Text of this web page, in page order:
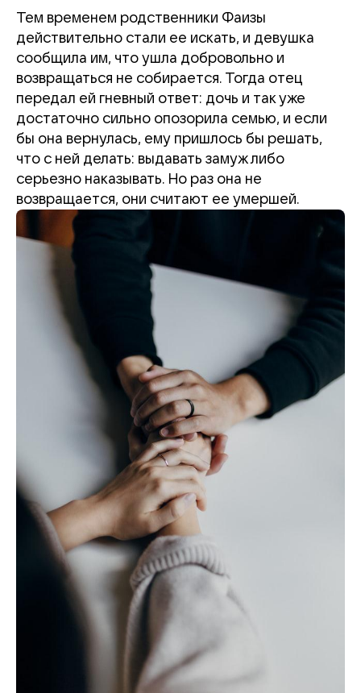
Тем временем родственники Фаизы
действительно стали ее искать, и девушка
сообщила им, что ушла добровольно и
возвращаться не собирается. Тогда отец
передал ей гневный ответ: дочь и так уже
достаточно сильно опозорила семью, и если
бы она вернулась, ему пришлось бы решать,
что с ней делать: выдавать замуж либо
серьезно наказывать. Но раз она не
возвращается, они считают ее умершей.